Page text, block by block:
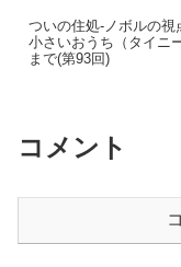
ついの住処-ノボルの
小さいおうち（タイニ
まで(第93回)
コメント